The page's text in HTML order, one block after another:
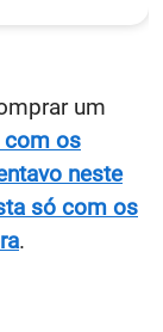
um
os
neste
só com os
.